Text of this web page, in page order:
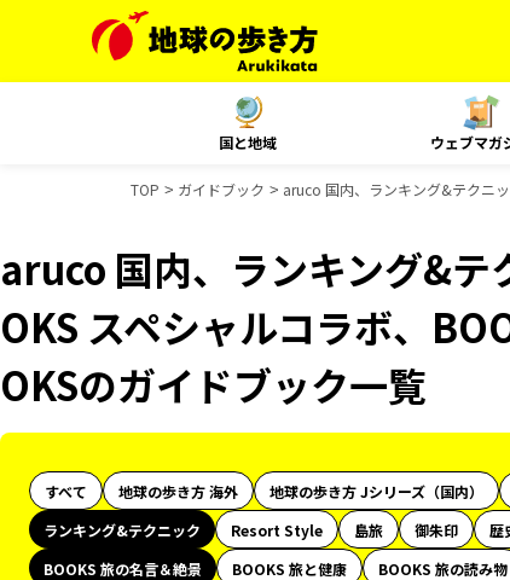
国と地域 ウェブマガ
TOP ガイドブック aruco 国内、ランキング&テクニ
aruco 国内、ランキング&テ
OKS スペシャルコラボ、
OKSのガイドブック一覧
すべて 地球の歩き方 海外 地球の歩き方 Jシリーズ（国内）
ランキング&テクニック
Resort Style 島旅 御朱印 歴
BOOKS 旅の名言＆絶景
BOOKS 旅と健康 BOOKS 旅の読み物